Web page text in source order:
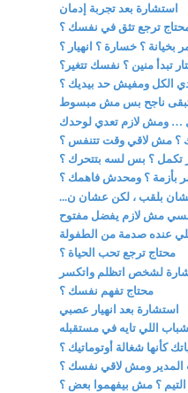
استشارة بعد تجربة إدمان
ترجع تثق في نفسك ؟
بخيانة ؟ خسارة ؟ انهيار ؟
تبدأ منين ؟ نفسك تتغير؟
الكل ومفيش حد بيديك ؟
تبقى ناجح بس مش مبسوط
… ومش لازم تعدي لوحدك
؟ مش لاقي وقت تتنفس ؟
تكمل ؟ بس لسه بتتحرك ؟
بأزمة ؟ ومحدش فاهمك ؟
بلقب ، لكن عشان ن...
مش لازم يفضل مفتوح
عنده صدمة من الطفولة
محتاج ترجع تحب الحياة ؟
لشخص اتظلم واتكسر
محتاج تفهم نفسك ؟
استشارة بعد انهيار عصبي
اللي تايه في مستقبله
كأنها شغالة أوتوماتيك ؟
المدير ومش لاقي نفسك ؟
؟ مش بيفهموا بعض ؟